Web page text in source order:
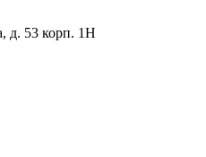
д. 53 корп. 1Н